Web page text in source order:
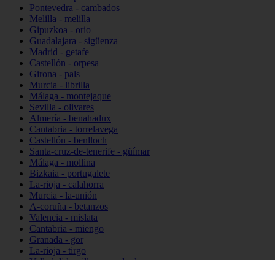
Pontevedra - cambados
Melilla - melilla
Gipuzkoa - orio
Guadalajara - sigüenza
Madrid - getafe
Castellón - orpesa
Girona - pals
Murcia - librilla
Málaga - montejaque
Sevilla - olivares
Almería - benahadux
Cantabria - torrelavega
Castellón - benlloch
Santa-cruz-de-tenerife - güímar
Málaga - mollina
Bizkaia - portugalete
La-rioja - calahorra
Murcia - la-unión
A-coruña - betanzos
Valencia - mislata
Cantabria - miengo
Granada - gor
La-rioja - tirgo